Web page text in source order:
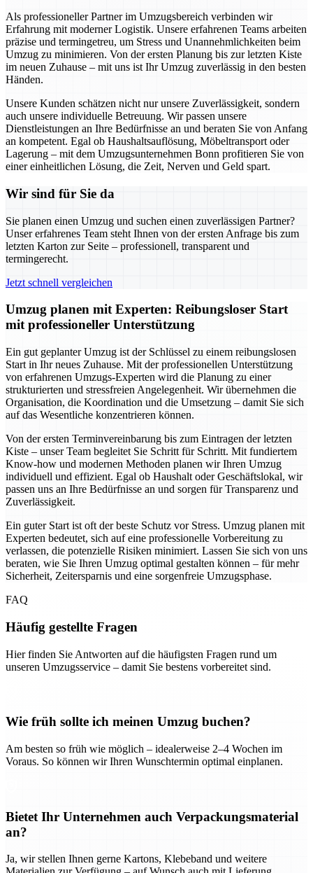
Als professioneller Partner im Umzugsbereich verbinden wir
Erfahrung mit moderner Logistik. Unsere erfahrenen Teams arbeiten
präzise und termingetreu, um Stress und Unannehmlichkeiten beim
Umzug zu minimieren. Von der ersten Planung bis zur letzten Kiste
im neuen Zuhause – mit uns ist Ihr Umzug zuverlässig in den besten
Händen.
Unsere Kunden schätzen nicht nur unsere Zuverlässigkeit, sondern
auch unsere individuelle Betreuung. Wir passen unsere
Dienstleistungen an Ihre Bedürfnisse an und beraten Sie von Anfang
an kompetent. Egal ob Haushaltsauflösung, Möbeltransport oder
Lagerung – mit dem Umzugsunternehmen Bonn profitieren Sie von
einer einheitlichen Lösung, die Zeit, Nerven und Geld spart.
Wir sind für Sie da
Sie planen einen Umzug und suchen einen zuverlässigen Partner?
Unser erfahrenes Team steht Ihnen von der ersten Anfrage bis zum
letzten Karton zur Seite – professionell, transparent und
termingerecht.
Jetzt schnell vergleichen
Umzug planen mit Experten: Reibungsloser Start
mit professioneller Unterstützung
Ein gut geplanter Umzug ist der Schlüssel zu einem reibungslosen
Start in Ihr neues Zuhause. Mit der professionellen Unterstützung
von erfahrenen Umzugs-Experten wird die Planung zu einer
strukturierten und stressfreien Angelegenheit. Wir übernehmen die
Organisation, die Koordination und die Umsetzung – damit Sie sich
auf das Wesentliche konzentrieren können.
Von der ersten Terminvereinbarung bis zum Eintragen der letzten
Kiste – unser Team begleitet Sie Schritt für Schritt. Mit fundiertem
Know-how und modernen Methoden planen wir Ihren Umzug
individuell und effizient. Egal ob Haushalt oder Geschäftslokal, wir
passen uns an Ihre Bedürfnisse an und sorgen für Transparenz und
Zuverlässigkeit.
Ein guter Start ist oft der beste Schutz vor Stress. Umzug planen mit
Experten bedeutet, sich auf eine professionelle Vorbereitung zu
verlassen, die potenzielle Risiken minimiert. Lassen Sie sich von uns
beraten, wie Sie Ihren Umzug optimal gestalten können – für mehr
Sicherheit, Zeitersparnis und eine sorgenfreie Umzugsphase.
FAQ
Häufig gestellte Fragen
Hier finden Sie Antworten auf die häufigsten Fragen rund um
unseren Umzugsservice – damit Sie bestens vorbereitet sind.
Wie früh sollte ich meinen Umzug buchen?
Am besten so früh wie möglich – idealerweise 2–4 Wochen im
Voraus. So können wir Ihren Wunschtermin optimal einplanen.
Bietet Ihr Unternehmen auch Verpackungsmaterial
an?
Ja, wir stellen Ihnen gerne Kartons, Klebeband und weitere